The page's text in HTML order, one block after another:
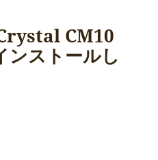
CM10
ンストールし